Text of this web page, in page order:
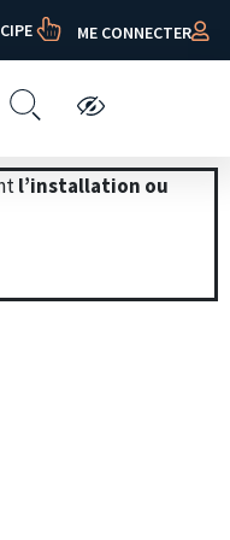
ME CONNECTER
l’installation ou